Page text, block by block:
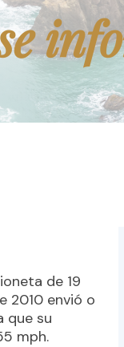
de 19
2010 envió o
que su
mph.